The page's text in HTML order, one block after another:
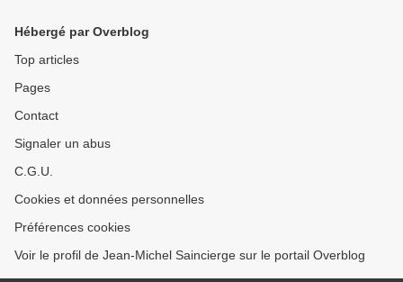
Hébergé par Overblog
Top articles
Pages
Contact
Signaler un abus
C.G.U.
Cookies et données personnelles
Préférences cookies
Voir le profil de Jean-Michel Saincierge sur le portail Overblog